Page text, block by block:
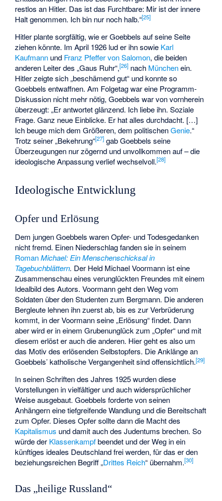
restlos an Hitler. Das ist das Furchtbare: Mir ist der innere
Halt genommen. Ich bin nur noch halb.“[25]
Hitler plante sorgfältig, wie er Goebbels auf seine Seite
ziehen könnte. Im April 1926 lud er ihn sowie Karl
Kaufmann und Franz Pfeffer von Salomon, die beiden
anderen Leiter des „Gaus Ruhr“,[26] nach Münchenein.
Hitler zeigte sich „beschämend gut“ und konnte so
Goebbels entwaffnen. Am Folgetag war eine Programm-
Diskussion nicht mehr nötig, Goebbels war von vornherein
überzeugt: „Er antwortet glänzend. Ich liebe ihn. Soziale
Frage. Ganz neue Einblicke. Er hat alles durchdacht. […]
Ich beuge mich dem Größeren, dem politischenGenie.“
Trotz seiner „Bekehrung“[27] gab Goebbels seine
Überzeugungen nur zögernd und unvollkommen auf – die
ideologische Anpassung verlief wechselvoll.[28]
Ideologische Entwicklung
Opfer und Erlösung
Dem jungen Goebbels waren Opfer- und Todesgedanken
nicht fremd. Einen Niederschlag fanden sie in seinem
Roman Michael: Ein Menschenschicksal in
Tagebuchblättern. Der Held Michael Voormann ist eine
Zusammenschau eines verunglückten Freundes mit einem
Idealbild des Autors. Voormann geht den Weg vom
Soldaten über den Studenten zum Bergmann. Die anderen
Bergleute lehnen ihn zuerst ab, bis es zur Verbrüderung
kommt, in der Voormann seine „Erlösung“ findet. Dann
aber wird er in einem Grubenunglück zum „Opfer“ und mit
diesem erlöst er auch die anderen. Hier geht es also um
das Motiv des erlösenden Selbstopfers. Die Anklänge an
Goebbels’ katholische Vergangenheit sind offensichtlich.[29]
In seinen Schriften des Jahres 1925 wurden diese
Vorstellungen in vielfältiger und auch widersprüchlicher
Weise ausgebaut. Goebbels forderte von seinen
Anhängern eine tiefgreifende Wandlung und die Bereitschaft
zum Opfer. Dieses Opfer sollte dann die Macht des
Kapitalismus und damit auch des Judentums brechen. So
würde der Klassenkampfbeendet und der Weg in ein
künftiges ideales Deutschland frei werden, für das er den
beziehungsreichen Begriff „Drittes Reich“ übernahm.[30]
Das „heilige Russland“